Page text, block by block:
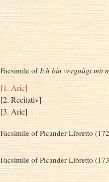
Facsimile of Ich bin vergnügt mit
[1. Arie]
[2. Recitativ]
[3. Arie]
Facsimile of Picander Libretto
Facsimile of Picander Libretto